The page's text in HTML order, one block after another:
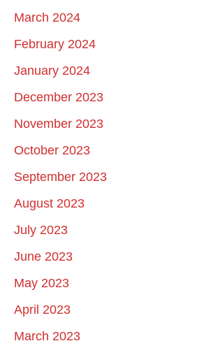
March 2024
February 2024
January 2024
December 2023
November 2023
October 2023
September 2023
August 2023
July 2023
June 2023
May 2023
April 2023
March 2023